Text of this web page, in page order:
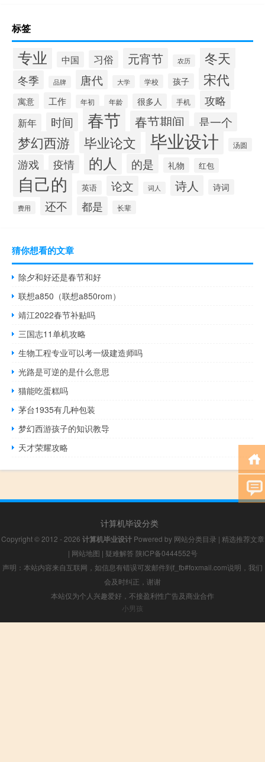
标签
专业 中国 习俗 元宵节 农历 冬天
冬季 品牌 唐代 大学 学校 孩子 宋代
寓意 工作 年初 年龄 很多人 手机 攻略
新年 时间 春节 春节期间 是一个
梦幻西游 毕业论文 毕业设计 汤圆
游戏 疫情 的人 的是 礼物 红包
自己的 英语 论文 词人 诗人 诗词
费用 还不 都是 长辈
猜你想看的文章
除夕和好还是春节和好
联想a850（联想a850rom）
靖江2022春节补贴吗
三国志11单机攻略
生物工程专业可以考一级建造师吗
光路是可逆的是什么意思
猫能吃蛋糕吗
茅台1935有几种包装
梦幻西游孩子的知识教导
天才荣耀攻略
计算机毕设分类
Copyright © 2012 - 2026 计算机毕业设计Powered by 网站分类目录 | 精选推荐文章
| 网站地图 | 疑难解答 陕ICP备0444552号
声明：本站内容来自互联网，如信息有错误可发邮件到f_fb#foxmail.com说明，我们
会及时纠正，谢谢
本站仅为个人兴趣爱好，不接盈利性广告及商业合作
小男孩